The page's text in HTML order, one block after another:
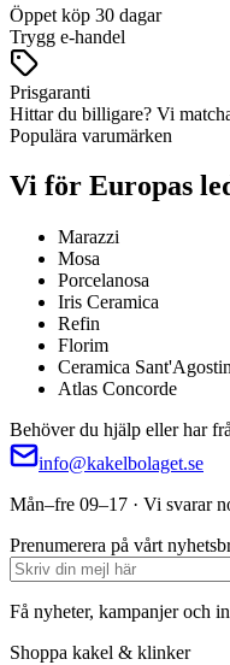
Öppet köp 30 dagar
Trygg e-handel
Prisgaranti
Hittar du billigare? Vi
Populära varumärken
Vi för Europas
Marazzi
Mosa
Porcelanosa
Iris Ceramica
Refin
Florim
Ceramica
Atlas Concorde
Behöver du hjälp eller har
info@kakelbolaget.se
Mån–fre 09–17 · Vi svarar
Prenumerera på vårt
Få nyheter, kampanjer och
Shoppa kakel & klinker